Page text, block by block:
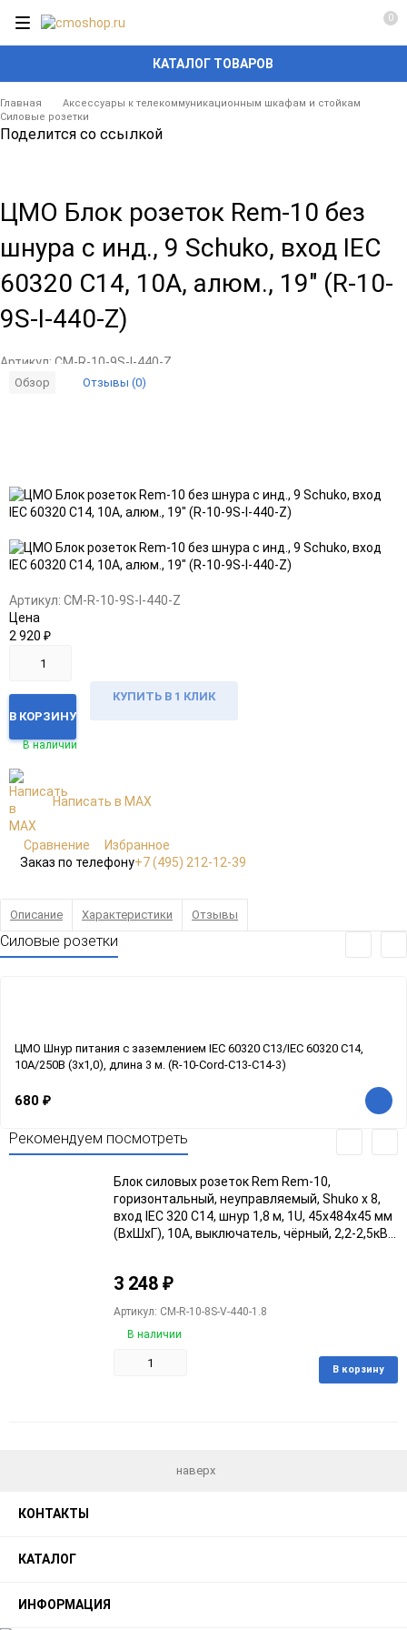
КАТАЛОГ ТОВАРОВ
0
Главная
Аксессуары к телекоммуникационным шкафам и стойкам
Силовые розетки
Поделится со ссылкой
ЦМО Блок розеток Rem-10 без
шнура с инд., 9 Schuko, вход IEC
60320 C14, 10A, алюм., 19" (R-10-
9S-I-440-Z)
Артикул: CM-R-10-9S-I-440-Z
Обзор Отзывы (0)
в
избранное
к
сравнению
Артикул: CM-R-10-9S-I-440-Z
Цена
2 920 ₽
В КОРЗИНУ
КУПИТЬ В 1 КЛИК
В наличии
Написать в MAX
Сравнение
Избранное
Заказ по телефону+7 (495) 212-12-39
Описание Характеристики Отзывы
Силовые розетки
ЦМО Шнур питания с заземлением IEC 60320 C13/IEC 60320 C14,
10А/250В (3x1,0), длина 3 м. (R-10-Cord-C13-C14-3)
680 ₽
Рекомендуем посмотреть
Блок силовых розеток Rem Rem-10,
горизонтальный, неуправляемый, Shuko х 8,
вход IEC 320 C14, шнур 1,8 м, 1U, 45х484х45 мм
(ВхШхГ), 10А, выключатель, чёрный, 2,2-2,5кВт
3 248 ₽
Артикул: CM-R-10-8S-V-440-1.8
В наличии
В корзину
наверх
КОНТАКТЫ
КАТАЛОГ
ИНФОРМАЦИЯ